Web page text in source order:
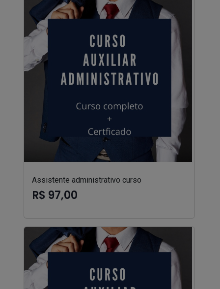
Assistente administrativo curso
R$ 97,00